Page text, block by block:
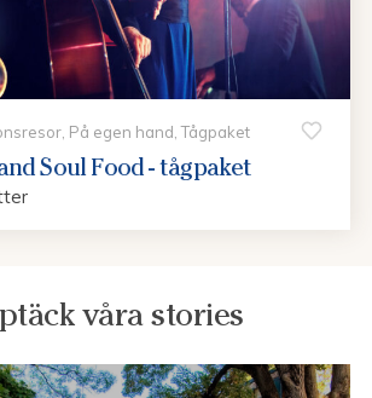
På egen hand, Tågpaket
Soul Food - tågpaket
våra stories